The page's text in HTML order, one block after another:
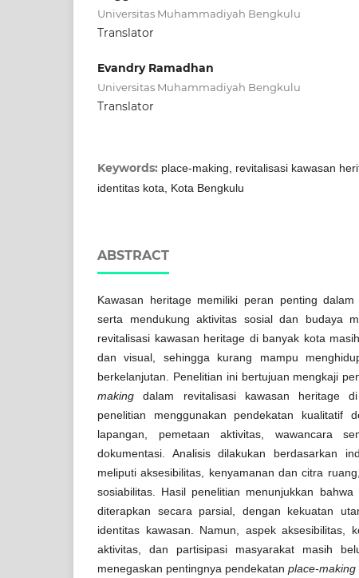
Universitas Muhammadiyah Bengkulu
Translator
Evandry Ramadhan
Universitas Muhammadiyah Bengkulu
Translator
Keywords: place-making, revitalisasi kawasan
identitas kota, Kota Bengkulu
ABSTRACT
Kawasan heritage memiliki peran penting
serta mendukung aktivitas sosial dan budaya
revitalisasi kawasan heritage di banyak kota
dan visual, sehingga kurang mampu
berkelanjutan. Penelitian ini bertujuan mengkaji
making dalam revitalisasi kawasan heritage
penelitian menggunakan pendekatan kualitatif
lapangan, pemetaan aktivitas, wawancara
dokumentasi. Analisis dilakukan berdasarkan
meliputi aksesibilitas, kenyamanan dan citra
sosiabilitas. Hasil penelitian menunjukkan bahwa
diterapkan secara parsial, dengan kekuatan
identitas kawasan. Namun, aspek aksesibilitas,
aktivitas, dan partisipasi masyarakat masih
menegaskan pentingnya pendekatan place-making